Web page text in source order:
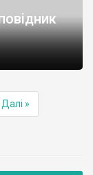
Далі »